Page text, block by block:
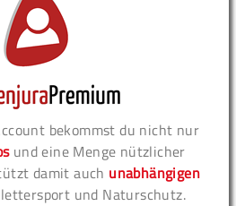
bekommst du nicht nur
und eine Menge nützlicher
damit auch unabhängigen
und Naturschutz.